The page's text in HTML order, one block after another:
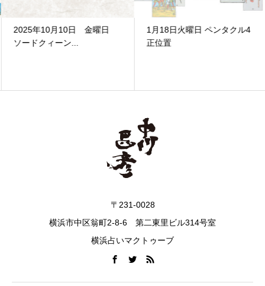
2025年10月10日 金曜日
ソードクィーン...
1月18日火曜日 ペンタクル4
正位置
〒231-0028
横浜市中区翁町2-8-6 第二東里ビル314号室
横浜占いマクトゥーブ